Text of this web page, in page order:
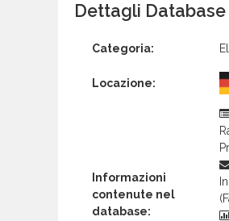
Dettagli Database
Categoria:
Locazione:
Informazioni
contenute nel
database: